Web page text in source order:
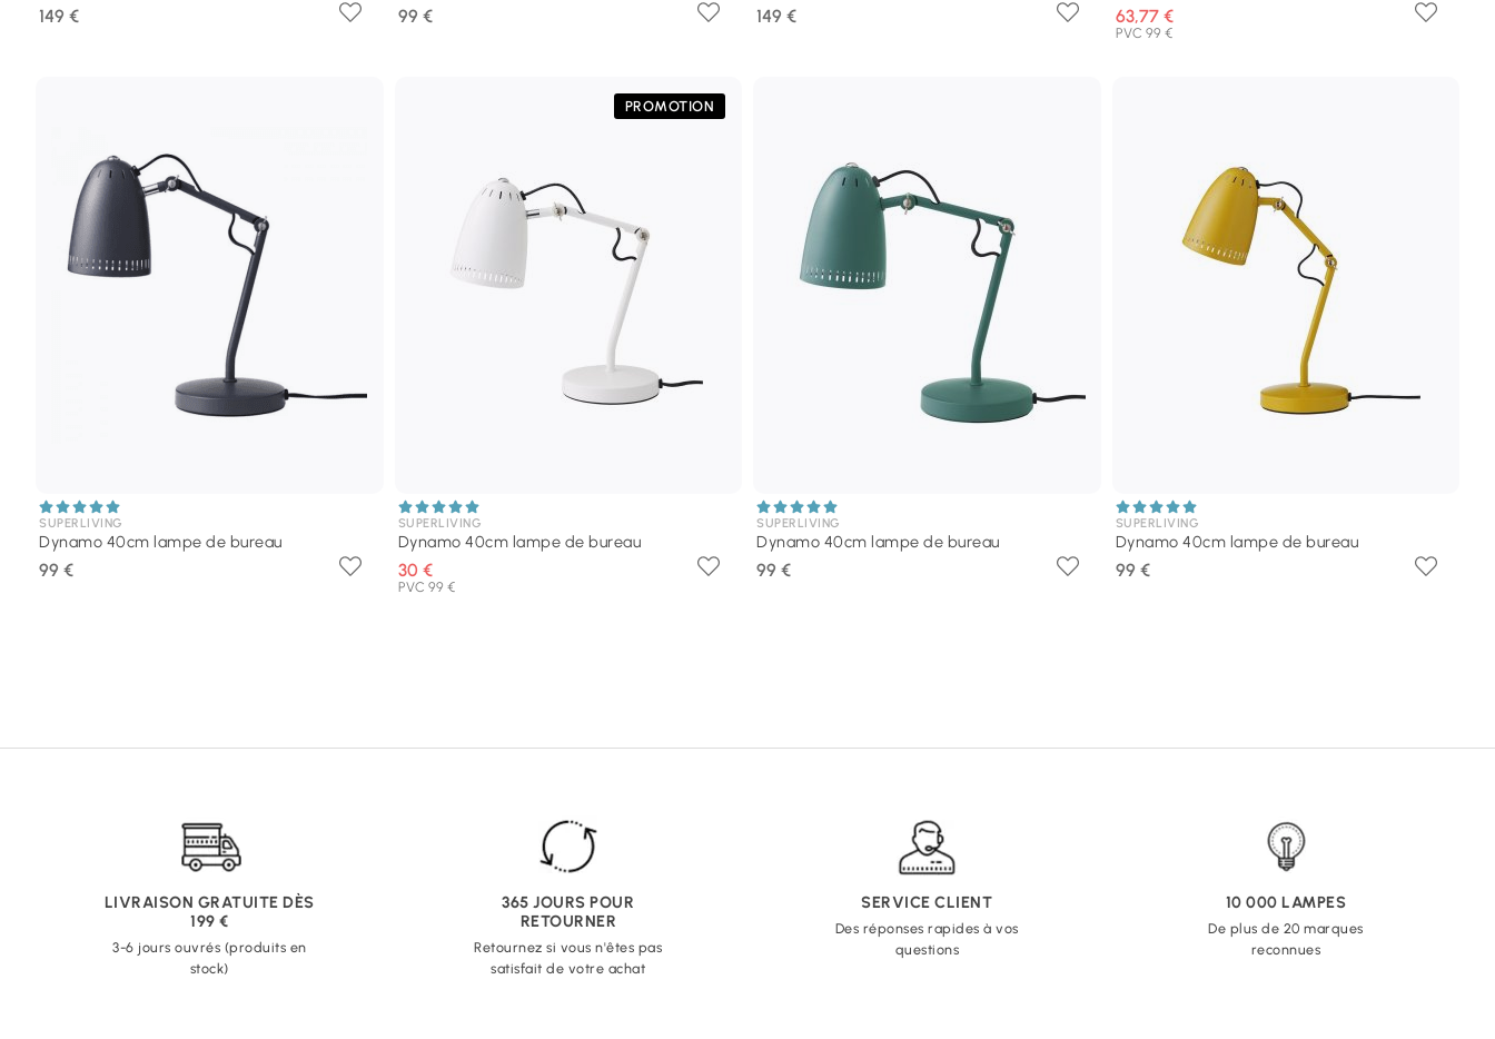
149 € 99 € 149 € 63,77 €
PVC 99 €
SUPERLIVING
Dynamo 40cm lampe de bureau
99 €
PROMOTION
SUPERLIVING
Dynamo 40cm lampe de bureau
30 €
PVC 99 €
SUPERLIVING
Dynamo 40cm lampe de bureau
99 €
SUPERLIVING
Dynamo 40cm lampe de bureau
99 €
LIVRAISON GRATUITE DÈS
199 €
3-6 jours ouvrés (produits en
stock)
365 JOURS POUR
RETOURNER
Retournez si vous n'êtes pas
satisfait de votre achat
SERVICE CLIENT
Des réponses rapides à vos
questions
10 000 LAMPES
De plus de 20 marques
reconnues